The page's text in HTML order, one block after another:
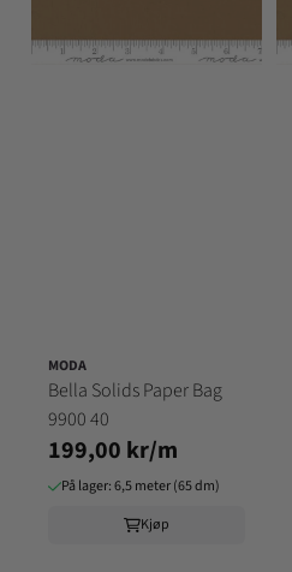
MODA
Bella Solids Paper Bag
9900 40
199,00 kr/m
På lager: 6,5 meter (65 dm)
Kjøp